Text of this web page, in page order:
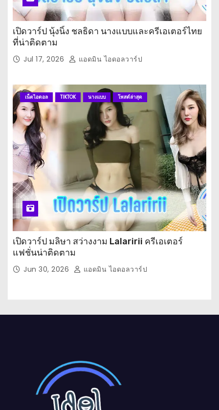
เปิดวาร์ป นุ้งนิ้ง ชลธิดา นางแบบและครีเอเตอร์ไทย
ที่น่าติดตาม
Jul 17, 2026 แอดมิน ไอดอลวาร์ป
เน็ตไอดอล TIKTOK นางแบบ โพสต์ล่าสุด
เปิดวาร์ป มลิษา สว่างงาม Lalaririi ครีเอเตอร์
แฟชั่นน่าติดตาม
Jun 30, 2026 แอดมิน ไอดอลวาร์ป